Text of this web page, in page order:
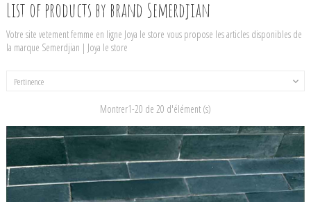
List of products by brand Semerdjian
Votre site vetement femme en ligne Joya le store vous propose les articles disponibles de
la marque Semerdjian | Joya le store
Pertinence 
Montrer1-20 de 20 d'élément (s)